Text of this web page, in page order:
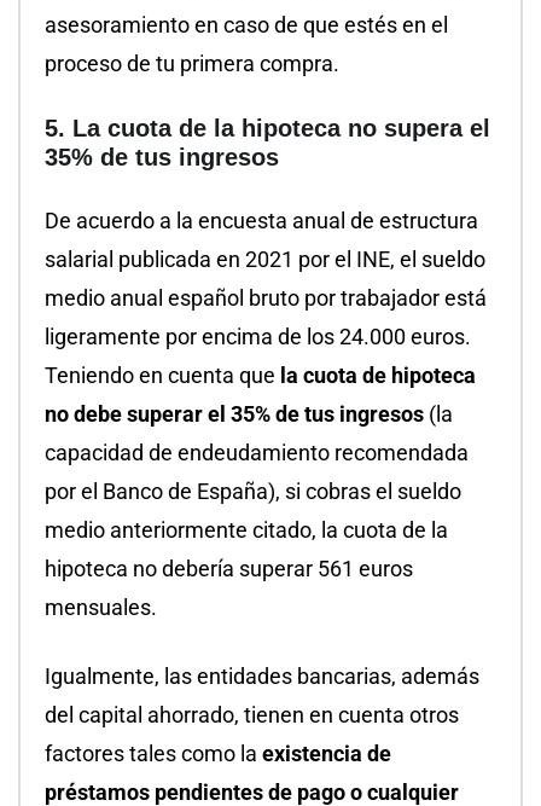
asesoramiento en caso de que estés en el
proceso de tu primera compra.
5. La cuota de la hipoteca no supera el
35% de tus ingresos
De acuerdo a la encuesta anual de estructura
salarial publicada en 2021 por el INE, el sueldo
medio anual español bruto por trabajador está
ligeramente por encima de los 24.000 euros.
Teniendo en cuenta que la cuota de hipoteca
no debe superar el 35% de tus ingresos (la
capacidad de endeudamiento recomendada
por el Banco de España), si cobras el sueldo
medio anteriormente citado, la cuota de la
hipoteca no debería superar 561 euros
mensuales.
Igualmente, las entidades bancarias, además
del capital ahorrado, tienen en cuenta otros
factores tales como la existencia de
préstamos pendientes de pago o cualquier